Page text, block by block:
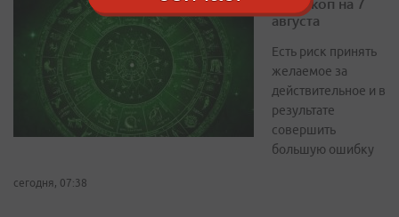
августа
Есть риск принять
желаемое за
действительное и в
результате
совершить
большую ошибку
сегодня, 07:38